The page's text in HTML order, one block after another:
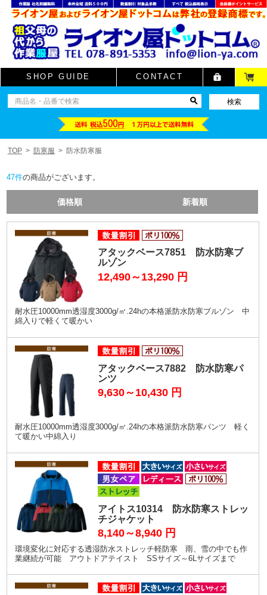
SHOP GUIDE CONTACT
TOP 防寒服 防水防寒服
47件の商品がございます。
価格順 新着順
アタックベース7851 防水防寒ブ
ルゾン
12,490～13,290 円
耐水圧10000mm透湿度3000g/㎡.24hの本格派防水防寒ブルゾン 中
綿入りで軽くて暖かい
アタックベース7882 防水防寒パ
ンツ
9,630～10,430 円
耐水圧10000mm透湿度3000g/㎡.24hの本格派防水防寒パンツ 軽く
て暖かい中綿入り
アイトス10314 防水防寒ストレッ
チジャケット
8,140～8,940 円
環境変化に対応する透湿防水ストレッチ軽防寒 雨、雪の中でも作
業継続が可能 アウトドアテイスト SSサイズ～6Lサイズまで